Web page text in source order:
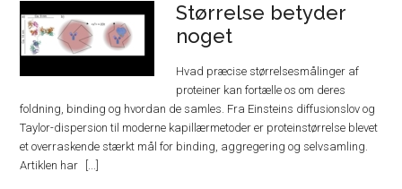
Størrelse betyder
noget
Hvad præcise størrelsesmålinger af
proteiner kan fortælle os om deres
foldning, binding og hvordan de samles. Fra Einsteins diffusionslov og
Taylor-dispersion til moderne kapillærmetoder er proteinstørrelse blevet
et overraskende stærkt mål for binding, aggregering og selvsamling.
Artiklen har